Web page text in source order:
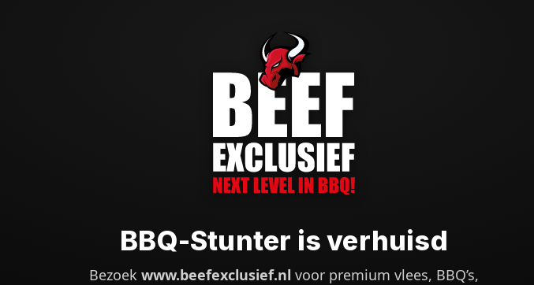
BBQ-Stunter is verhuisd
Bezoek www.beefexclusief.nl voor premium vlees, BBQ’s,